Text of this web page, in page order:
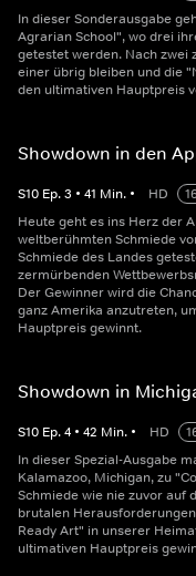
In dieser Sonderausgabe
Agrarian School", wo drei
getestet werden. Nach
einer übrig bleiben und die
den ultimativen Hauptpreis
Showdown in den
S10 Ep.3 • 41 Min. • HD
Heute geht es ins Herz der
weltberühmten Schmiede
Schmiede des Landes
zermürbenden
Der Gewinner wird die
ganz Amerika anzutreten,
Hauptpreis gewinnt.
Showdown in
S10 Ep.4 • 42 Min. • HD
In dieser Spezial-Ausgabe
Kalamazoo, Michigan, zu
Schmiede wie nie zuvor auf
brutalen
Ready Art" in unserer
ultimativen Hauptpreis